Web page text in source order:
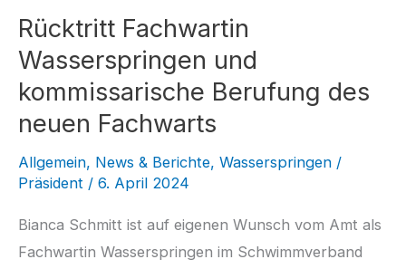
Rücktritt Fachwartin
Wasserspringen und
kommissarische Berufung des
neuen Fachwarts
Allgemein, News & Berichte, Wasserspringen /
Präsident / 6. April 2024
Bianca Schmitt ist auf eigenen Wunsch vom Amt als
Fachwartin Wasserspringen im Schwimmverband